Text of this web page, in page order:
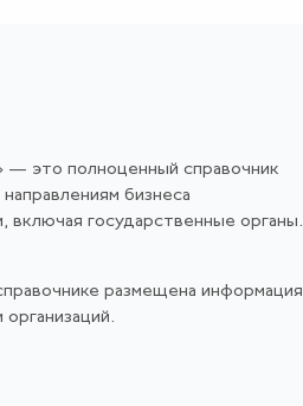
— это полноценный справочник
бизнеса
включая государственные органы.
размещена информация